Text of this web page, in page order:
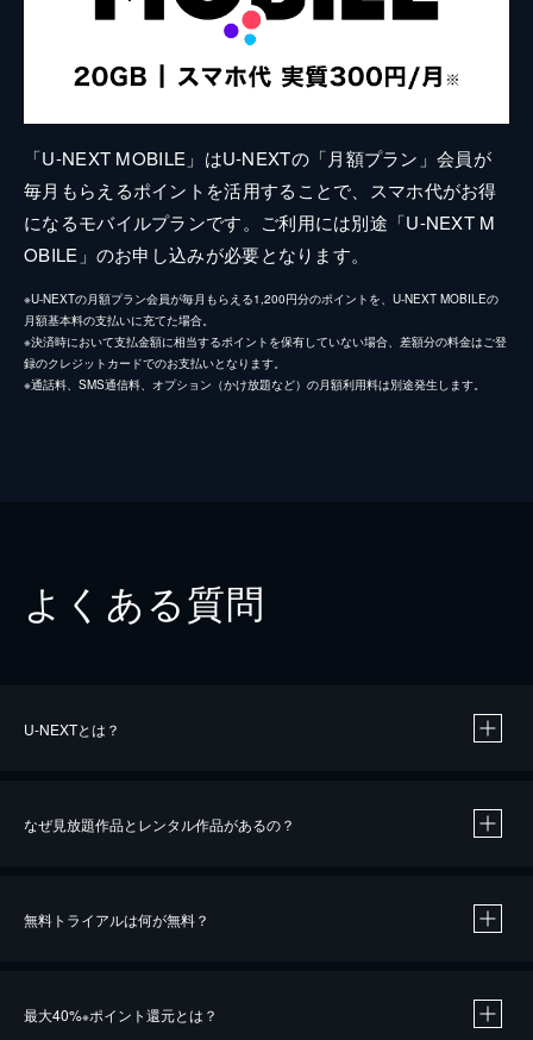
「U-NEXT MOBILE」はU-NEXTの「月額プラン」会員が
毎月もらえるポイントを活用することで、スマホ代がお得
になるモバイルプランです。ご利用には別途「U-NEXT M
OBILE」のお申し込みが必要となります。
※U-NEXTの月額プラン会員が毎月もらえる1,200円分のポイントを、U-NEXT MOBILEの
月額基本料の支払いに充てた場合。
※決済時において支払金額に相当するポイントを保有していない場合、差額分の料金はご登
録のクレジットカードでのお支払いとなります。
※通話料、SMS通信料、オプション（かけ放題など）の月額利用料は別途発生します。
よくある質問
U-NEXTとは？
なぜ見放題作品とレンタル作品があるの？
無料トライアルは何が無料？
最大40%※ポイント還元とは？